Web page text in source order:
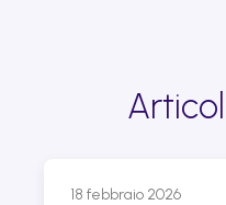
18 febbraio 2026